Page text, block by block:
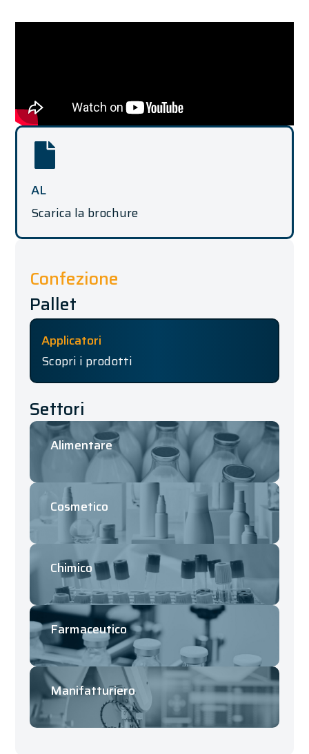
AL
Scarica la brochure
Confezione
Pallet
Applicatori
Scopri i prodotti
Settori
Alimentare
Cosmetico
Chimico
Farmaceutico
Manifatturiero